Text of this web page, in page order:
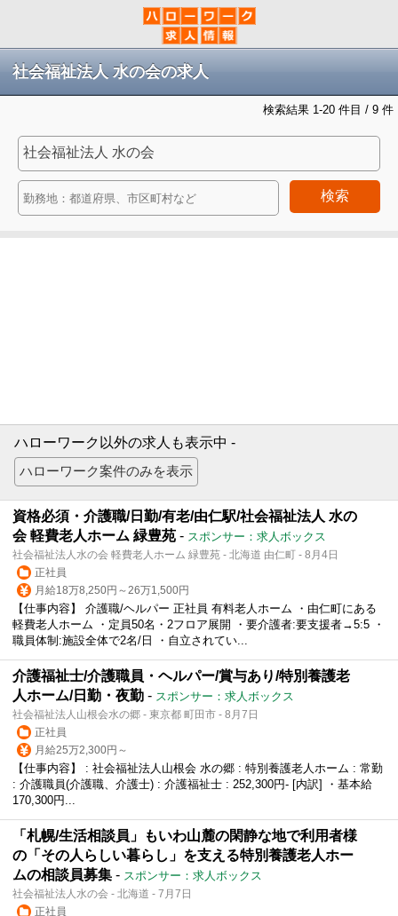
社会福祉法人 水の会の求人
検索結果 1-20 件目 / 9 件
検索
ハローワーク以外の求人も表示中 -
資格必須・介護職/日勤/有老/由仁駅/社会福祉法人 水の
会 軽費老人ホーム 緑豊苑 - スポンサー：求人ボックス
社会福祉法人水の会 軽費老人ホーム 緑豊苑 - 北海道 由仁町 - 8月4日
正社員
月給18万8,250円～26万1,500円
【仕事内容】 介護職/ヘルパー 正社員 有料老人ホーム ・由仁町にある
軽費老人ホーム ・定員50名・2フロア展開 ・要介護者:要支援者→5:5 ・
職員体制:施設全体で2名/日 ・自立されてい...
介護福祉士/介護職員・ヘルパー/賞与あり/特別養護老
人ホーム/日勤・夜勤 - スポンサー：求人ボックス
社会福祉法人山根会水の郷 - 東京都 町田市 - 8月7日
正社員
月給25万2,300円～
【仕事内容】 : 社会福祉法人山根会 水の郷 : 特別養護老人ホーム : 常勤
: 介護職員(介護職、介護士) : 介護福祉士 : 252,300円- [内訳] ・基本給
170,300円...
「札幌/生活相談員」もいわ山麓の閑静な地で利用者様
の「その人らしい暮らし」を支える特別養護老人ホー
ムの相談員募集 - スポンサー：求人ボックス
社会福祉法人水の会 - 北海道 - 7月7日
正社員